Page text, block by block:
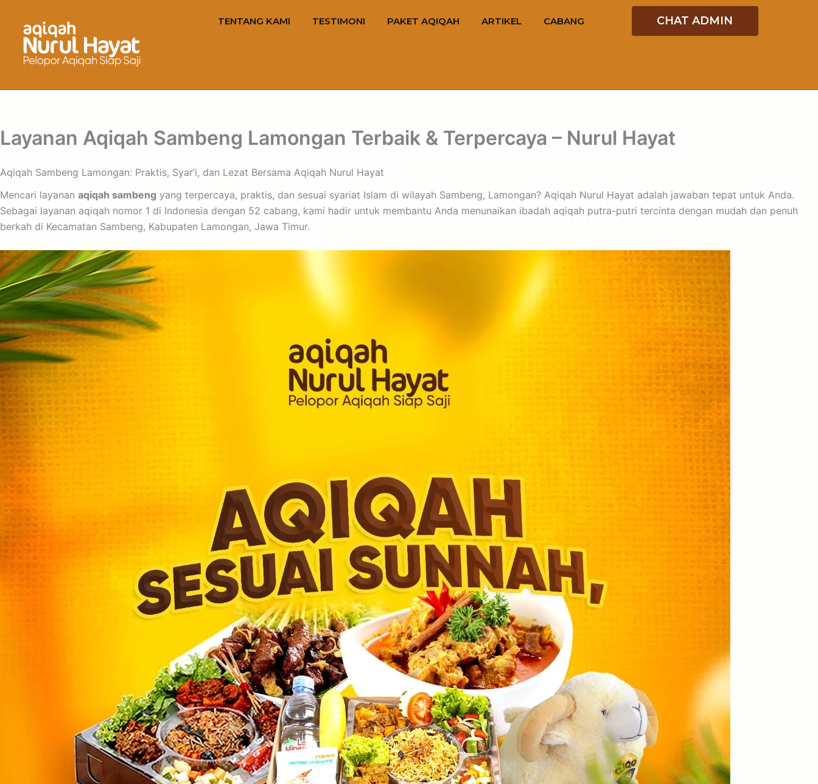
TENTANG KAMI TESTIMONI PAKET AQIQAH ARTIKEL CABANG CHAT ADMIN
Layanan Aqiqah Sambeng Lamongan Terbaik & Terpercaya – Nurul Hayat
Aqiqah Sambeng Lamongan: Praktis, Syar’i, dan Lezat Bersama Aqiqah Nurul Hayat
Mencari layanan aqiqah sambeng yang terpercaya, praktis, dan sesuai syariat Islam di wilayah Sambeng, Lamongan? Aqiqah Nurul Hayat adalah jawaban tepat untuk Anda.
Sebagai layanan aqiqah nomor 1 di Indonesia dengan 52 cabang, kami hadir untuk membantu Anda menunaikan ibadah aqiqah putra-putri tercinta dengan mudah dan penuh
berkah di Kecamatan Sambeng, Kabupaten Lamongan, Jawa Timur.